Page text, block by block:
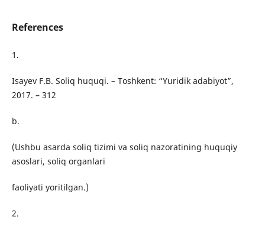
References
1.
Isayev F.B. Soliq huquqi. – Toshkent: “Yuridik adabiyot”,
2017. – 312
b.
(Ushbu asarda soliq tizimi va soliq nazoratining huquqiy
asoslari, soliq organlari
faoliyati yoritilgan.)
2.